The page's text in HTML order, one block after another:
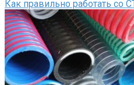
Как правильно работать со